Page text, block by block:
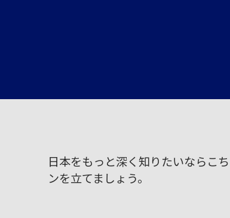
日本をもっと深く知りたいならこ
ンを立てましょう。